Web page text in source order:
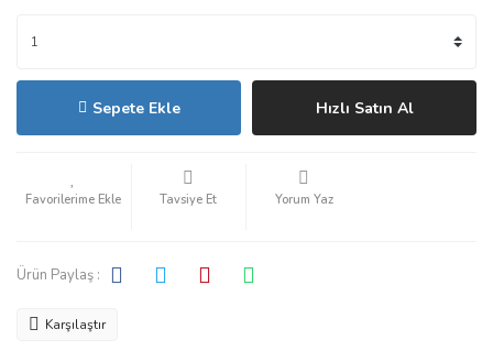
Sepete Ekle Hızlı Satın Al
Tavsiye Et Yorum Yaz
Ürün Paylaş :
Karşılaştır